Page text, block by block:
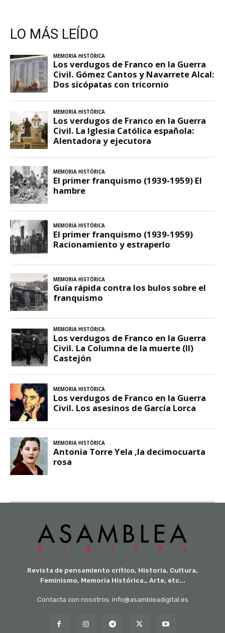
LO MÁS LEÍDO
Revista de pensamiento crítico, Historia, Cultura,
Feminismo, Memoria Histórica., Arte, etc...
Contacta con nosotros: info@asambleadigital.es